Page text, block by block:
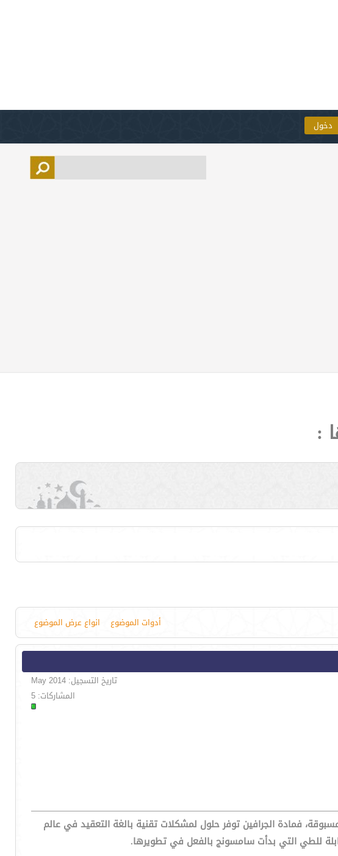
:
أدوات الموضوع انواع عرض الموضوع
تاريخ التسجيل: May 2014
المشاركات: 5
فمادة الجرافين توفر حلول لمشكلات تقنية بالغة التعقيد في عالم
للطي التي بدأت سامسونج بالفعل في تطويرها.